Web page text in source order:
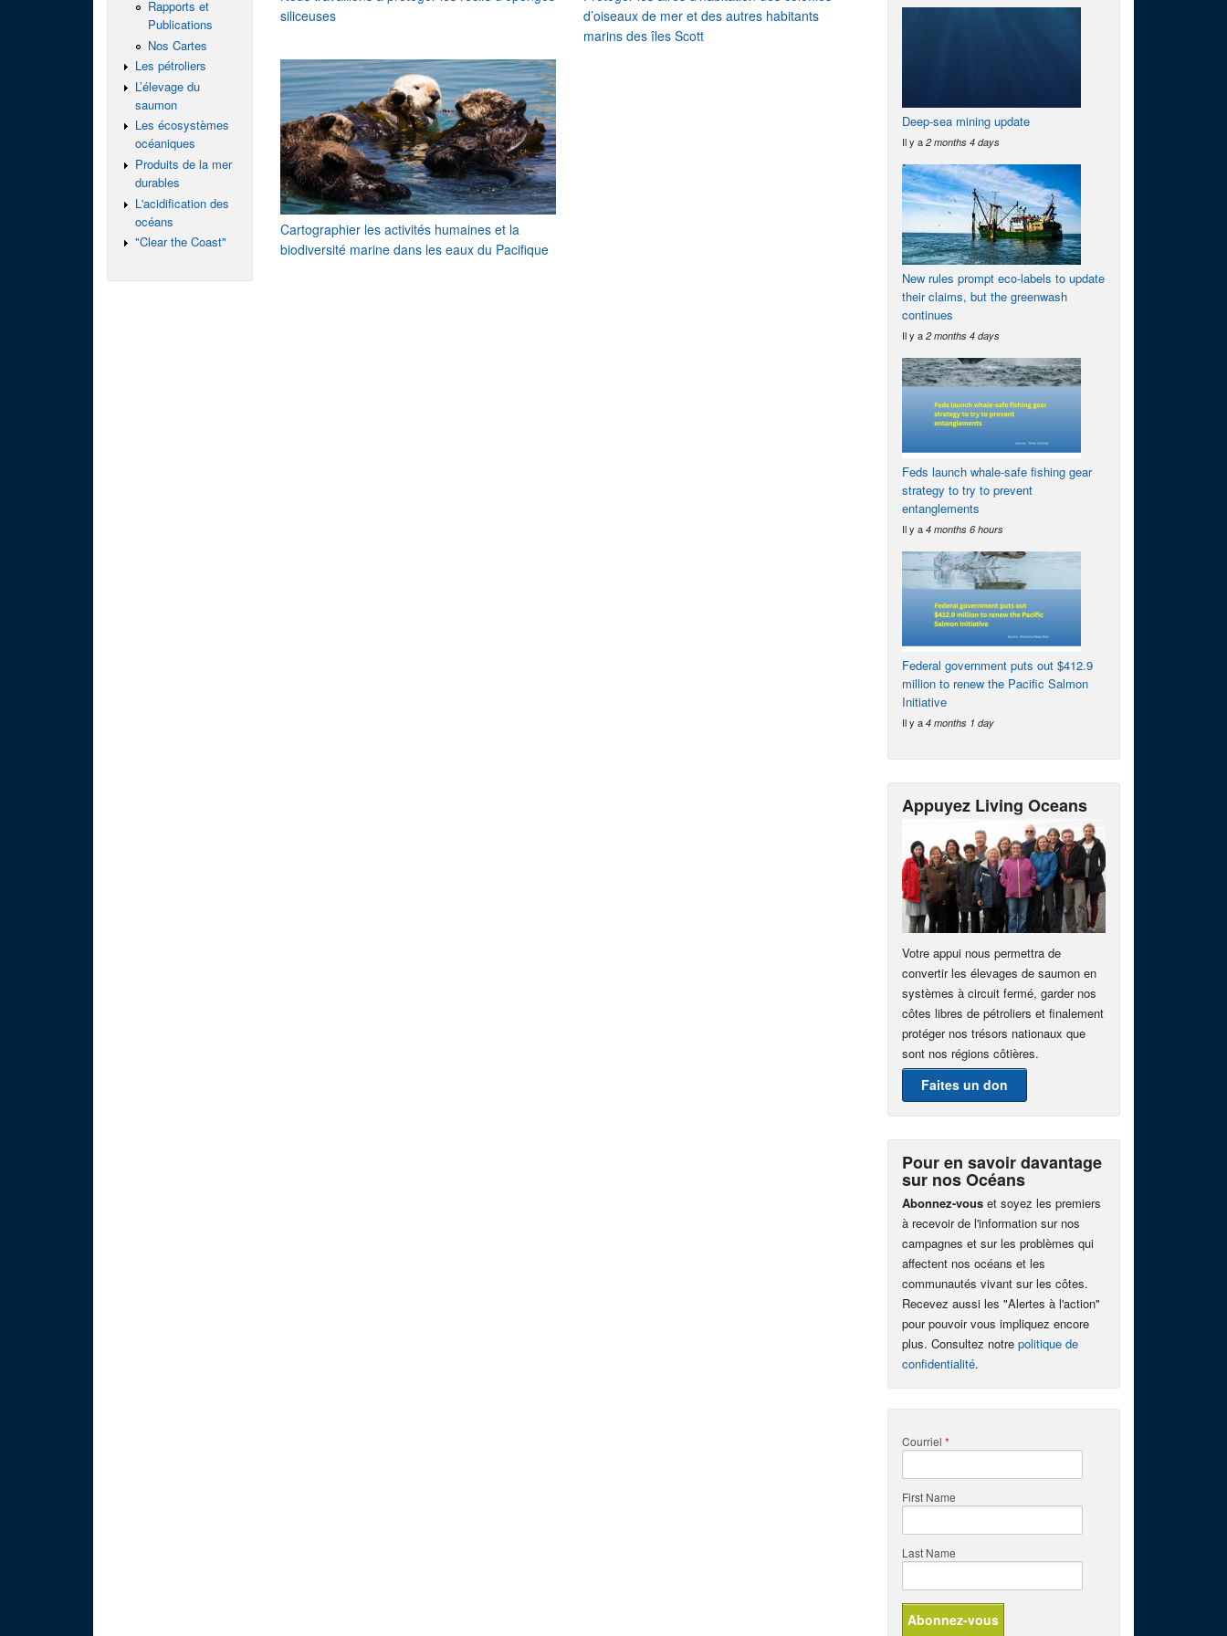
siliceuses
d’oiseaux de mer et des autres habitants
marins des îles Scott
Cartographier les activités humaines et la
biodiversité marine dans les eaux du Pacifique
Rapports et
Publications
Nos Cartes
Les pétroliers
L’élevage du
saumon
Les écosystèmes
océaniques
Produits de la mer
durables
L'acidification des
océans
"Clear the Coast"
Deep-sea mining update
Il y a 2 months 4 days
New rules prompt eco-labels to update
their claims, but the greenwash
continues
Il y a 2 months 4 days
Feds launch whale-safe fishing gear
strategy to try to prevent
entanglements
Il y a 4 months 6 hours
Federal government puts out $412.9
million to renew the Pacific Salmon
Initiative
Il y a 4 months 1 day
Appuyez Living Oceans
Votre appui nous permettra de
convertir les élevages de saumon en
systèmes à circuit fermé, garder nos
côtes libres de pétroliers et finalement
protéger nos trésors nationaux que
sont nos régions côtières.
Faites un don
Pour en savoir davantage
sur nos Océans
Abonnez-vous et soyez les premiers
à recevoir de l'information sur nos
campagnes et sur les problèmes qui
affectent nos océans et les
communautés vivant sur les côtes.
Recevez aussi les "Alertes à l'action"
pour pouvoir vous impliquez encore
plus. Consultez notre politique de
confidentialité.
Courriel *
First Name
Last Name